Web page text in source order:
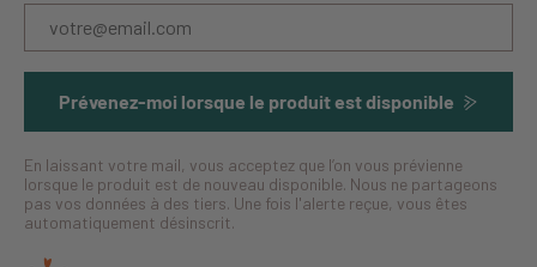
Prévenez-moi lorsque le produit est disponible
En laissant votre mail, vous acceptez que l’on vous prévienne
lorsque le produit est de nouveau disponible. Nous ne partageons
pas vos données à des tiers. Une fois l'alerte reçue, vous êtes
automatiquement désinscrit.